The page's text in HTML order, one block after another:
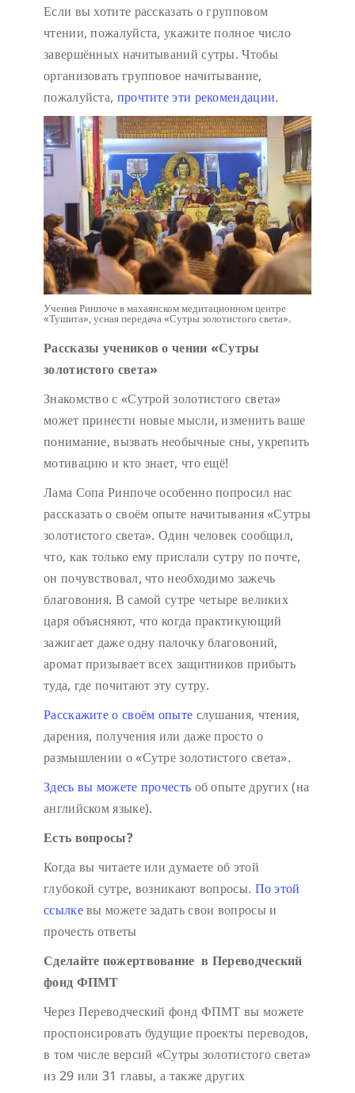
Если вы хотите рассказать о групповом
чтении, пожалуйста, укажите полное число
завершённых начитываний сутры. Чтобы
организовать групповое начитывание,
пожалуйста, прочтите эти рекомендации.
Учения Ринпоче в махаянском медитационном центре
«Тушита», усная передача «Сутры золотистого света».
Рассказы учеников о чении «Сутры
золотистого света»
Знакомство с «Сутрой золотистого света»
может принести новые мысли, изменить ваше
понимание, вызвать необычные сны, укрепить
мотивацию и кто знает, что ещё!
Лама Сопа Ринпоче особенно попросил нас
рассказать о своём опыте начитывания «Сутры
золотистого света». Один человек сообщил,
что, как только ему прислали сутру по почте,
он почувствовал, что необходимо зажечь
благовония. В самой сутре четыре великих
царя объясняют, что когда практикующий
зажигает даже одну палочку благовоний,
аромат призывает всех защитников прибыть
туда, где почитают эту сутру.
Расскажите о своём опыте слушания, чтения,
дарения, получения или даже просто о
размышлении о «Сутре золотистого света».
Здесь вы можете прочесть об опыте других (на
английском языке).
Есть вопросы?
Когда вы читаете или думаете об этой
глубокой сутре, возникают вопросы. По этой
ссылкевы можете задать свои вопросы и
прочесть ответы
Сделайте пожертвование в Переводческий
фонд ФПМТ
Через Переводческий фонд ФПМТ вы можете
проспонсировать будущие проекты переводов,
в том числе версий «Сутры золотистого света»
из 29 или 31 главы, а также других